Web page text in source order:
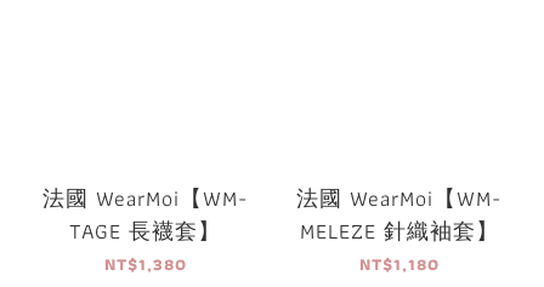
法國 WearMoi【WM-
TAGE 長襪套】
NT$1,380
法國 WearMoi【WM-
MELEZE 針織袖套】
NT$1,180